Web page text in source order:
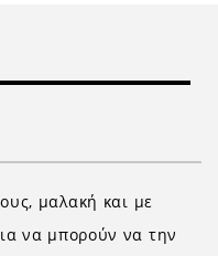
μαλακή και με
να μπορούν να την